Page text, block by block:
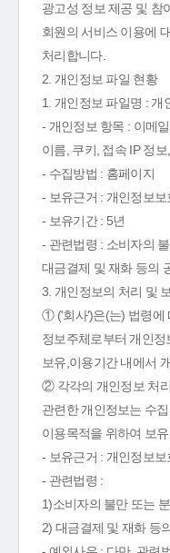
광고성 정보 제공 및 참
회원의 서비스 이용에
처리합니다.
2. 개인정보 파일 현황
1. 개인정보 파일명 : 개
- 개인정보 항목 : 이메
이름, 쿠키, 접속 IP 정
- 수집방법 : 홈페이지
- 보유근거 : 개인정보
- 보유기간 : 5년
- 관련법령 : 소비자의
대금결제 및 재화 등의
3. 개인정보의 처리 및
① ('회사')은(는) 법령에
정보주체로부터 개인
보유,이용기간 내에서
② 각각의 개인정보 처
관련한 개인정보는 수
이용목적을 위하여 보
- 보유근거 : 개인정보
- 관련법령 :
1)소비자의 불만 또는
2) 대금결제 및 재화 등